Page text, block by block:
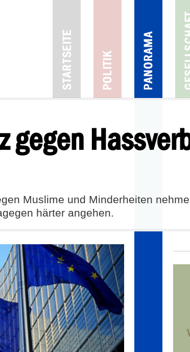
gegen
Muslime und Minderheiten
härter angehen.